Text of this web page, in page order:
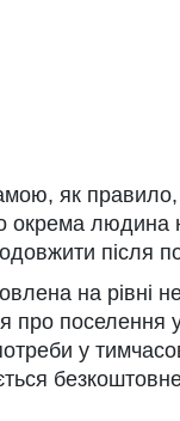
як
окрема людина
після
на рівні
про
у